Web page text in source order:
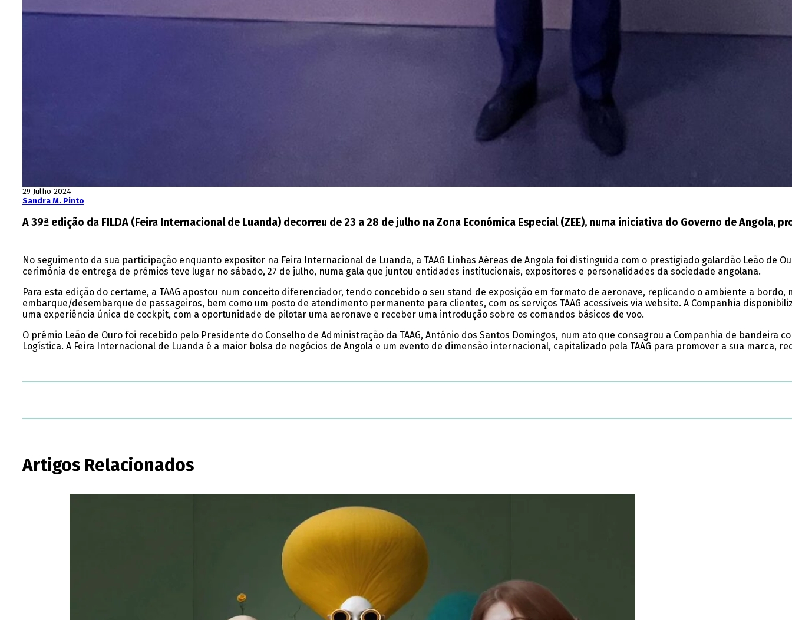
29 Julho 2024
Sandra M. Pinto
A 39ª edição da FILDA (Feira Internacional de Luanda) decorreu de 23 a 28 de julho na Zona Económica Especial (ZEE), numa iniciativa do Governo de Angola,
No seguimento da sua participação enquanto expositor na Feira Internacional de Luanda, a TAAG Linhas Aéreas de Angola foi distinguida com o prestigiado galardão Leão de
cerimónia de entrega de prémios teve lugar no sábado, 27 de julho, numa gala que juntou entidades institucionais, expositores e personalidades da sociedade angolana.
Para esta edição do certame, a TAAG apostou num conceito diferenciador, tendo concebido o seu stand de exposição em formato de aeronave, replicando o ambiente a
embarque/desembarque de passageiros, bem como um posto de atendimento permanente para clientes, com os serviços TAAG acessíveis via website. A Companhia
uma experiência única de cockpit, com a oportunidade de pilotar uma aeronave e receber uma introdução sobre os comandos básicos de voo.
O prémio Leão de Ouro foi recebido pelo Presidente do Conselho de Administração da TAAG, António dos Santos Domingos, num ato que consagrou a Companhia de
Logística. A Feira Internacional de Luanda é a maior bolsa de negócios de Angola e um evento de dimensão internacional, capitalizado pela TAAG para promover a sua
Artigos Relacionados